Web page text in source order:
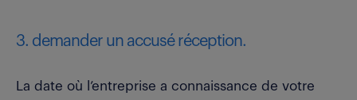
3. demander un accusé réception.
La date où l’entreprise a connaissance de votre